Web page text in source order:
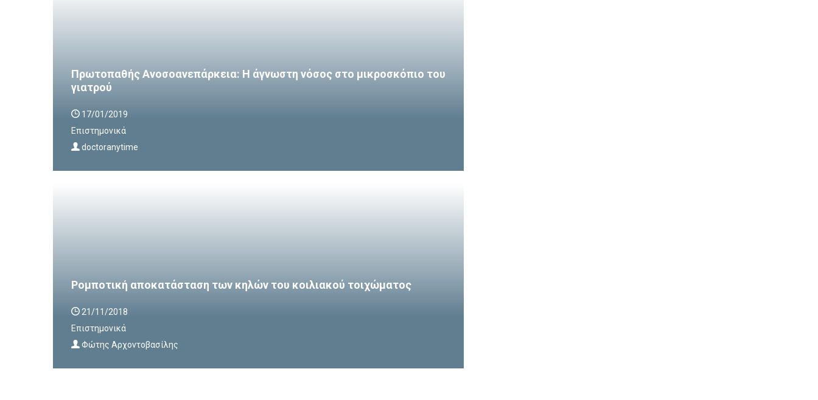
Πρωτοπαθής Ανοσοανεπάρκεια: Η άγνωστη νόσος στο μικροσκόπιο του
γιατρού
17/01/2019
Επιστημονικά
doctoranytime
Ρομποτική αποκατάσταση των κηλών του κοιλιακού τοιχώματος
21/11/2018
Επιστημονικά
Φώτης Αρχοντοβασίλης